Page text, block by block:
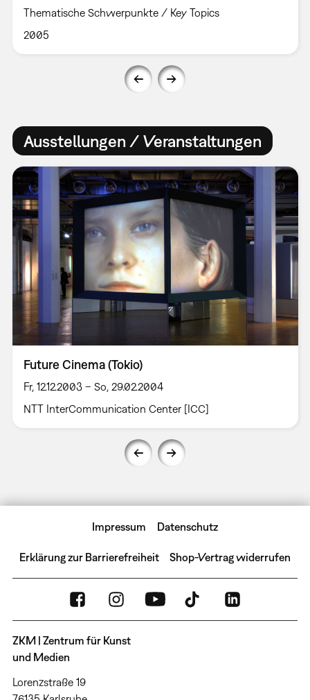
Thematische Schwerpunkte / Key Topics
2005
Ausstellungen / Veranstaltungen
Future Cinema (Tokio)
Fr, 12.12.2003 – So, 29.02.2004
NTT InterCommunication Center [ICC]
Impressum Datenschutz
Erklärung zur Barrierefreiheit Shop-Vertrag widerrufen
ZKM | Zentrum für Kunst
und Medien
Lorenzstraße 19